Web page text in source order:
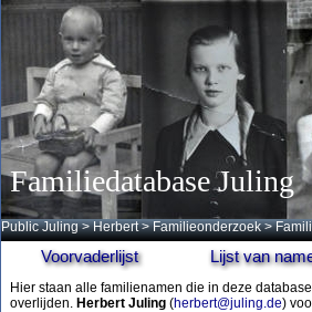
Familiedatabase Juling
Public Juling >Herbert >Familieonderzoek >
Voorvaderlijst Lijst van
Hier staan alle familienamen die in deze
overlijden. Herbert Juling (herbert@juling.de)